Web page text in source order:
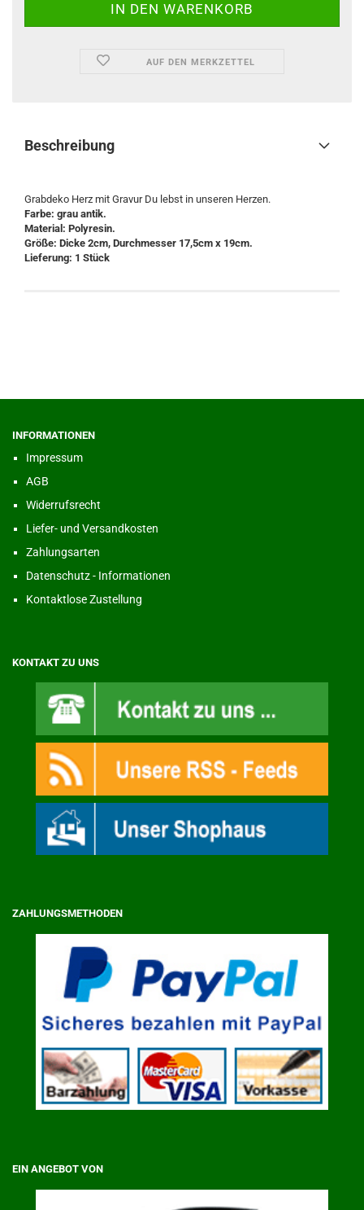
AUF DEN MERKZETTEL
Beschreibung
Grabdeko Herz mit Gravur Du lebst in unseren Herzen.
Farbe: grau antik.
Material: Polyresin.
Größe: Dicke 2cm, Durchmesser 17,5cm x 19cm.
Lieferung: 1 Stück
INFORMATIONEN
Impressum
AGB
Widerrufsrecht
Liefer- und Versandkosten
Zahlungsarten
Datenschutz - Informationen
Kontaktlose Zustellung
KONTAKT ZU UNS
ZAHLUNGSMETHODEN
EIN ANGEBOT VON